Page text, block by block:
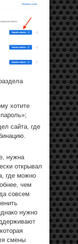
хотите
сайта, где
нужна
открывал
где можно
чем
совсем
нужно
смены